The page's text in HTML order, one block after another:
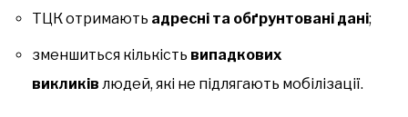
ТЦК отримають адресні та обґрунтовані дані;
зменшиться кількість випадкових
викликів людей, які не підлягають мобілізації.